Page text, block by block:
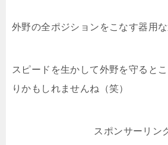
外野の全ポジションをこなす器用な
スピードを生かして外野を守ると
りかもしれませんね（笑）
スポンサーリン